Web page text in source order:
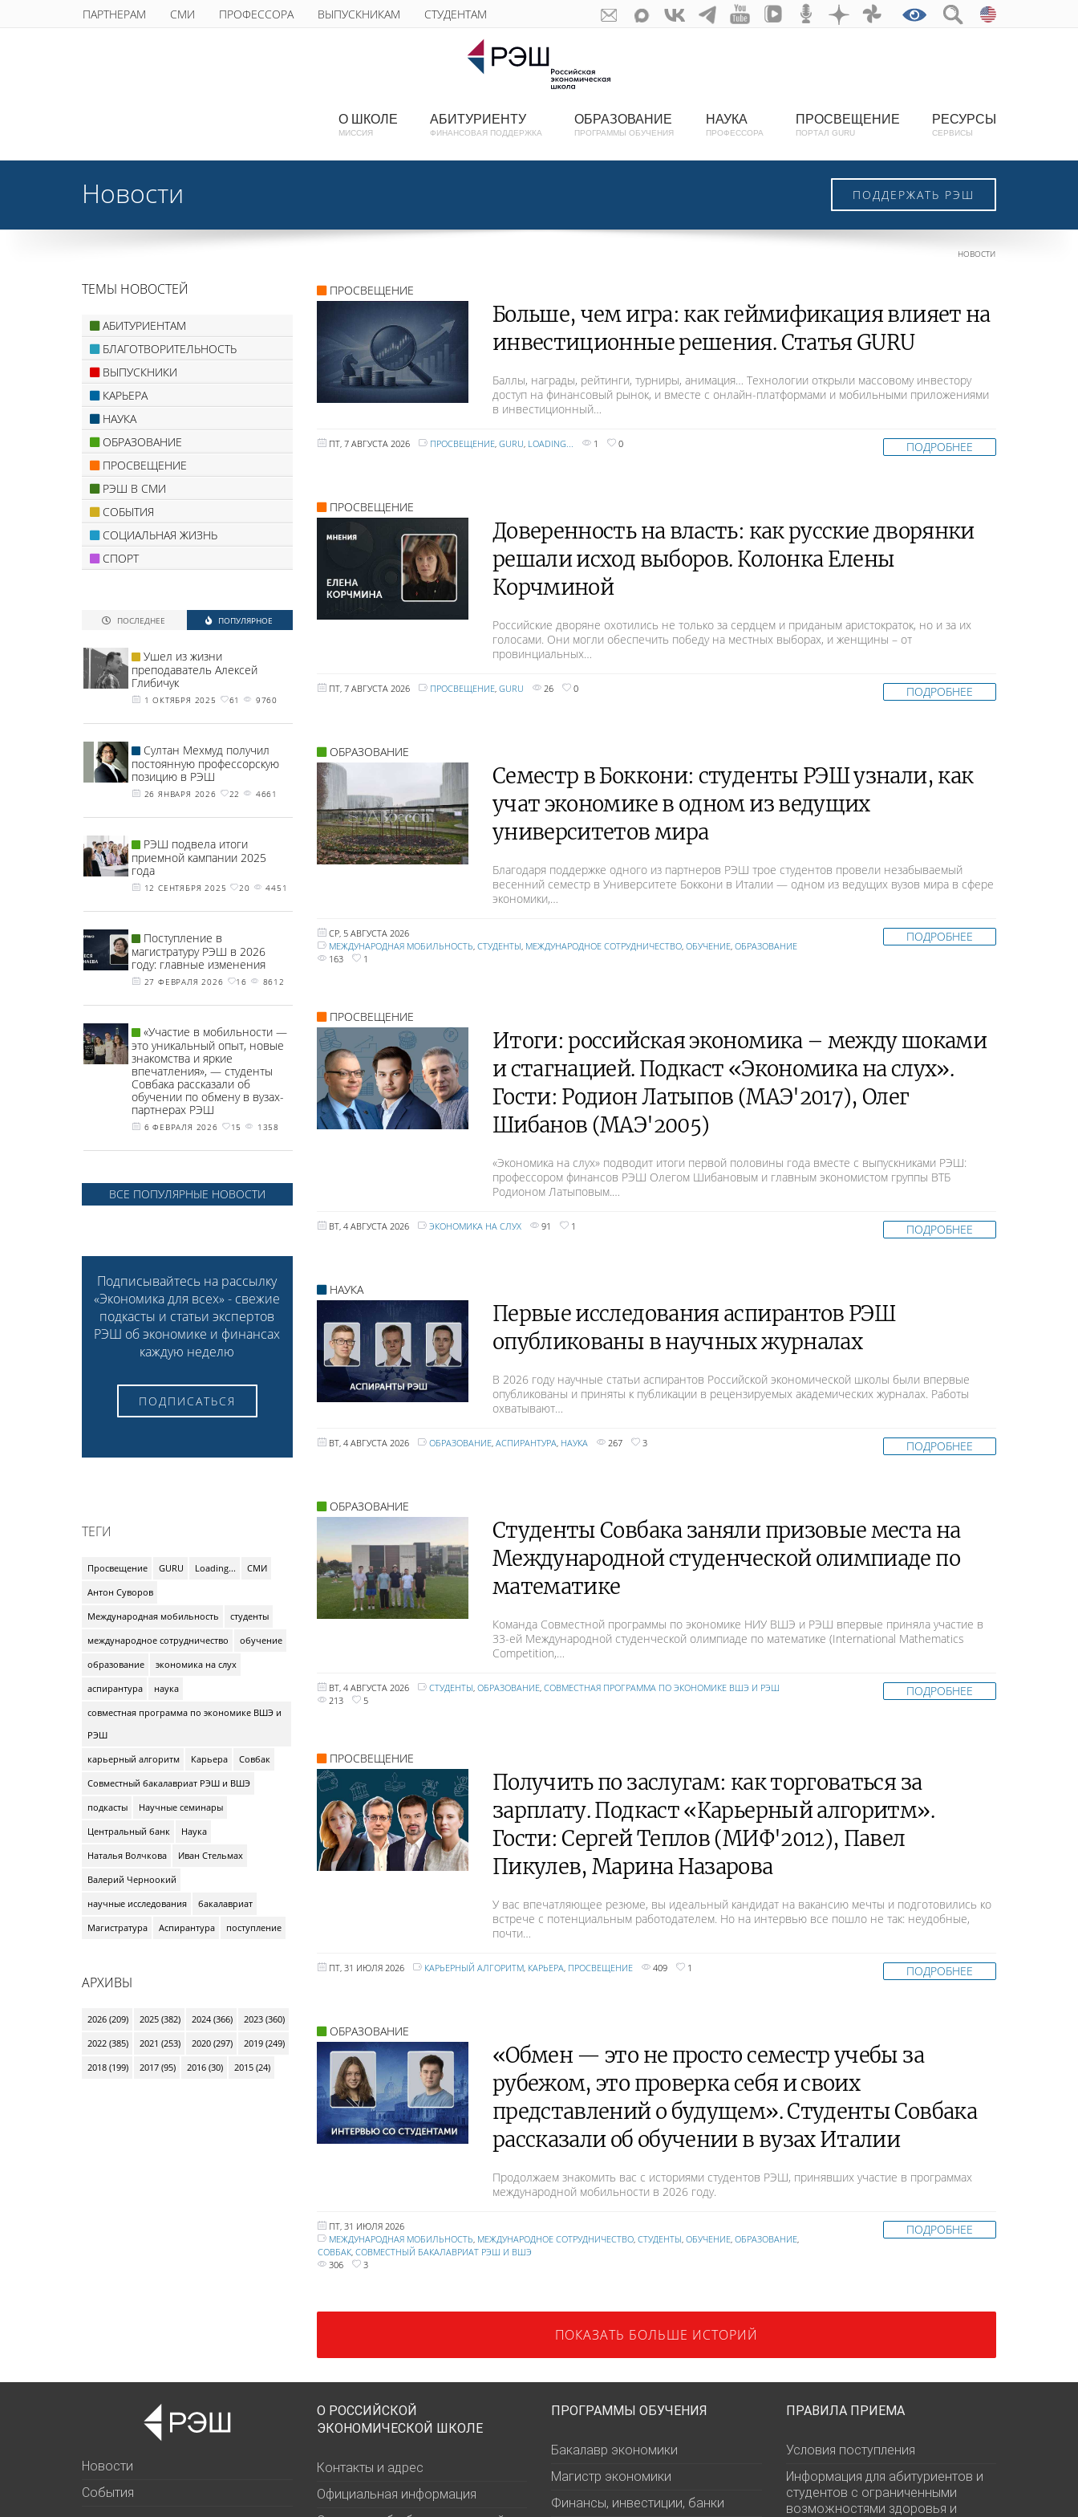
ПАРТНЕРАМ СМИ ПРОФЕССОРА ВЫПУСКНИКАМ СТУДЕНТАМ
О ШКОЛЕ
МИССИЯ
АБИТУРИЕНТУ
ФИНАНСОВАЯ ПОДДЕРЖКА
ОБРАЗОВАНИЕ
ПРОГРАММЫ ОБУЧЕНИЯ
НАУКА
ПРОФЕССОРА
ПРОСВЕЩЕНИЕ
ПОРТАЛ GURU
РЕСУРСЫ
СЕРВИСЫ
Новости ПОДДЕРЖАТЬ РЭШ
НОВОСТИ
ПРОСВЕЩЕНИЕ
Больше, чем игра: как геймификация влияет на
инвестиционные решения. Статья GURU
Баллы, награды, рейтинги, турниры, анимация… Технологии открыли массовому инвестору
доступ на финансовый рынок, и вместе с онлайн-платформами и мобильными приложениями
в инвестиционный…
ПТ, 7 АВГУСТА 2026 ПРОСВЕЩЕНИЕ, GURU, LOADING... 1 0 ПОДРОБНЕЕ
ПРОСВЕЩЕНИЕ
Доверенность на власть: как русские дворянки
решали исход выборов. Колонка Елены
Корчминой
Российские дворяне охотились не только за сердцем и приданым аристократок, но и за их
голосами. Они могли обеспечить победу на местных выборах, и женщины – от
провинциальных…
ПТ, 7 АВГУСТА 2026 ПРОСВЕЩЕНИЕ, GURU 26 0 ПОДРОБНЕЕ
ОБРАЗОВАНИЕ
Семестр в Боккони: студенты РЭШ узнали, как
учат экономике в одном из ведущих
университетов мира
Благодаря поддержке одного из партнеров РЭШ трое студентов провели незабываемый
весенний семестр в Университете Боккони в Италии — одном из ведущих вузов мира в сфере
экономики,…
СР, 5 АВГУСТА 2026
МЕЖДУНАРОДНАЯ МОБИЛЬНОСТЬ, СТУДЕНТЫ, МЕЖДУНАРОДНОЕ СОТРУДНИЧЕСТВО, ОБУЧЕНИЕ, ОБРАЗОВАНИЕ
163
1
ПОДРОБНЕЕ
ПРОСВЕЩЕНИЕ
Итоги: российская экономика – между шоками
и стагнацией. Подкаст «Экономика на слух».
Гости: Родион Латыпов (МАЭ'2017), Олег
Шибанов (МАЭ'2005)
«Экономика на слух» подводит итоги первой половины года вместе с выпускниками РЭШ:
профессором финансов РЭШ Олегом Шибановым и главным экономистом группы ВТБ
Родионом Латыповым.…
ВТ, 4 АВГУСТА 2026 ЭКОНОМИКА НА СЛУХ 91 1 ПОДРОБНЕЕ
НАУКА
Первые исследования аспирантов РЭШ
опубликованы в научных журналах
В 2026 году научные статьи аспирантов Российской экономической школы были впервые
опубликованы и приняты к публикации в рецензируемых академических журналах. Работы
охватывают…
ВТ, 4 АВГУСТА 2026 ОБРАЗОВАНИЕ, АСПИРАНТУРА, НАУКА 267 3 ПОДРОБНЕЕ
ОБРАЗОВАНИЕ
Студенты Совбака заняли призовые места на
Международной студенческой олимпиаде по
математике
Команда Совместной программы по экономике НИУ ВШЭ и РЭШ впервые приняла участие в
33-ей Международной студенческой олимпиаде по математике (International Mathematics
Competition,…
ВТ, 4 АВГУСТА 2026 СТУДЕНТЫ, ОБРАЗОВАНИЕ, СОВМЕСТНАЯ ПРОГРАММА ПО ЭКОНОМИКЕ ВШЭ И РЭШ
213
5
ПОДРОБНЕЕ
ПРОСВЕЩЕНИЕ
Получить по заслугам: как торговаться за
зарплату. Подкаст «Карьерный алгоритм».
Гости: Сергей Теплов (МИФ'2012), Павел
Пикулев, Марина Назарова
У вас впечатляющее резюме, вы идеальный кандидат на вакансию мечты и подготовились ко
встрече с потенциальным работодателем. Но на интервью все пошло не так: неудобные,
почти…
ПТ, 31 ИЮЛЯ 2026 КАРЬЕРНЫЙ АЛГОРИТМ, КАРЬЕРА, ПРОСВЕЩЕНИЕ 409 1 ПОДРОБНЕЕ
ОБРАЗОВАНИЕ
«Обмен — это не просто семестр учебы за
рубежом, это проверка себя и своих
представлений о будущем». Студенты Совбака
рассказали об обучении в вузах Италии
Продолжаем знакомить вас с историями студентов РЭШ, принявших участие в программах
международной мобильности в 2026 году.
ПТ, 31 ИЮЛЯ 2026
МЕЖДУНАРОДНАЯ МОБИЛЬНОСТЬ, МЕЖДУНАРОДНОЕ СОТРУДНИЧЕСТВО, СТУДЕНТЫ, ОБУЧЕНИЕ, ОБРАЗОВАНИЕ,
СОВБАК, СОВМЕСТНЫЙ БАКАЛАВРИАТ РЭШ И ВШЭ
306
3
ПОДРОБНЕЕ
ПОКАЗАТЬ БОЛЬШЕ ИСТОРИЙ
ТЕМЫ НОВОСТЕЙ
АБИТУРИЕНТАМ
БЛАГОТВОРИТЕЛЬНОСТЬ
ВЫПУСКНИКИ
КАРЬЕРА
НАУКА
ОБРАЗОВАНИЕ
ПРОСВЕЩЕНИЕ
РЭШ В СМИ
СОБЫТИЯ
СОЦИАЛЬНАЯ ЖИЗНЬ
СПОРТ
ПОСЛЕДНЕЕ ПОПУЛЯРНОЕ
Ушел из жизни
преподаватель Алексей
Глибичук
1 ОКТЯБРЯ 2025 61 9760
Султан Мехмуд получил
постоянную профессорскую
позицию в РЭШ
26 ЯНВАРЯ 2026 22 4661
РЭШ подвела итоги
приемной кампании 2025
года
12 СЕНТЯБРЯ 2025 20 4451
Поступление в
магистратуру РЭШ в 2026
году: главные изменения
27 ФЕВРАЛЯ 2026 16 8612
«Участие в мобильности —
это уникальный опыт, новые
знакомства и яркие
впечатления», — студенты
Совбака рассказали об
обучении по обмену в вузах-
партнерах РЭШ
6 ФЕВРАЛЯ 2026 15 1358
ВСЕ ПОПУЛЯРНЫЕ НОВОСТИ
Подписывайтесь на рассылку
«Экономика для всех» - свежие
подкасты и статьи экспертов
РЭШ об экономике и финансах
каждую неделю
ПОДПИСАТЬСЯ
ТЕГИ
Просвещение GURU Loading...
СМИ
Антон Суворов
Международная мобильность
студенты
международное сотрудничество
обучение
образование
экономика на слух
аспирантура
наука
совместная программа по экономике ВШЭ и
РЭШ
карьерный алгоритм
Карьера
Совбак
Совместный бакалавриат РЭШ и ВШЭ
подкасты
Научные семинары
Центральный банк
Наука
Наталья Волчкова
Иван Стельмах
Валерий Черноокий
научные исследования
бакалавриат
Магистратура
Аспирантура поступление
АРХИВЫ
2026 (209) 2025 (382) 2024 (366)
2023 (360)
2022 (385)
2021 (253) 2020 (297)
2019 (249)
2018 (199)
2017 (95) 2016 (30) 2015 (24)
Новости
События
О РОССИЙСКОЙ
ЭКОНОМИЧЕСКОЙ ШКОЛЕ
Контакты и адрес
Официальная информация
ПРОГРАММЫ ОБУЧЕНИЯ
Бакалавр экономики
Магистр экономики
Финансы, инвестиции, банки
ПРАВИЛА ПРИЕМА
Условия поступления
Информация для абитуриентов и
студентов с ограниченными
возможностями здоровья и